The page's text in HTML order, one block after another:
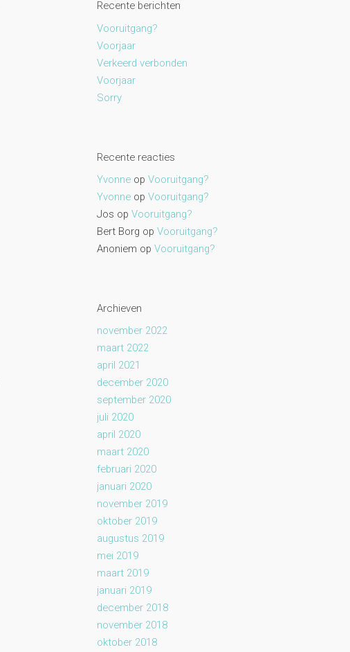
Recente berichten
Vooruitgang?
Voorjaar
Verkeerd verbonden
Voorjaar
Sorry
Recente reacties
Yvonne opVooruitgang?
Yvonne opVooruitgang?
Jos opVooruitgang?
Bert Borg opVooruitgang?
Anoniem opVooruitgang?
Archieven
november 2022
maart 2022
april 2021
december 2020
september 2020
juli 2020
april 2020
maart 2020
februari 2020
januari 2020
november 2019
oktober 2019
augustus 2019
mei 2019
maart 2019
januari 2019
december 2018
november 2018
oktober 2018